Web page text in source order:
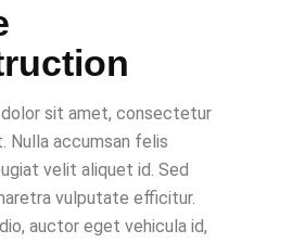
dolor sit amet, consectetur
Nulla accumsan felis
velit aliquet id. Sed
vulputate efficitur.
auctor eget vehicula id,